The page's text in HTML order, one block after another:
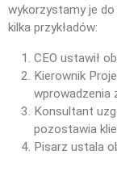
wykorzystamy je
kilka przykładów:
CEO ustawił
Kierownik
wprowadzenia
Konsultant
pozostawia
Pisarz ustala